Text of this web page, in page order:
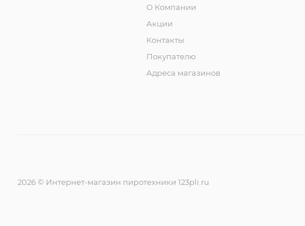
О Компании
Акции
Контакты
Покупателю
Адреса магазинов
2026 © Интернет-магазин пиротехники 123pli.ru